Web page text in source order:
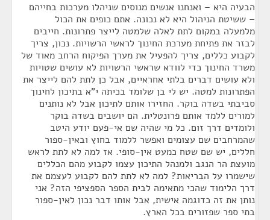
הבעיה היא – ואנחנו אנשים מנוסים שניהלו מערכות בחייהם
– ששיטת הניהול היא לא נכונה. אתם כופים את הכול
מלמעלה במקום לתת לאלה שלמטה לייצר פתרונות. חייבים
לבזר את פתיחת מערכת החינוך לראשי הרשויות. נכון, צריך
לקבוע כללים, צריך להפעיל את מערך הפיקוח הרחב מאוד של
משרד החינוך כדי לוודא שראשי הרשויות לא עושים שטויות
ולא עושים דברים בלתי אחראיים, אבל כן לתת להם לייצר את
הפתרונות למטה. יש לי בן שלומד בכיתה י"א בתיכון לחינוך
סביבתי בשדה בוקר. החזירו אותם לתיכון אבל לא נותנים
למורים ללמד אותם פרונטלית. הם יושבים בשדה בוקר
ולומדים דרך זום. כל מי שהיה שם אי-פעם יודע היטב
שהמרחבים שם עצומים ואפשר ללמוד בחוץ ובאין-ספור
חללים, יש שם שטח כמעט אין-סופי. אז למה לא לתת לראש
מועצת הר הנגב ולמנהל התיכון עצמו לקבוע מהם הכללים
שישמרו על הבריאות? למה לא לתת להם לקבוע לעצמם את
דרך הלימוד שהכי מתאימה לבית הספר הספציפי הזה? אני
נותן את זה כדוגמה אישית, אבל אותו דבר נכון לאין-ספור
בתי ספר שפזורים בכל הארץ.